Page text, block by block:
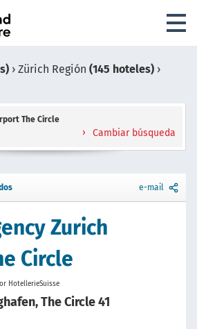
› Zürich Región (145 hoteles) ›
The Circle
Cambiar búsqueda
e-mail
Zurich
Circle
HotellerieSuisse
The Circle 41